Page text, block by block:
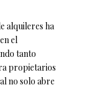
alquileres ha
el
tanto
propietarios
no solo abre